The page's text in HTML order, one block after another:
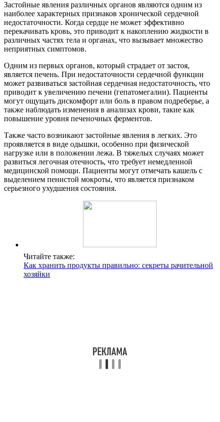
Застойные явления различных органов являются одним из
наиболее характерных признаков хронической сердечной
недостаточности. Когда сердце не может эффективно
перекачивать кровь, это приводит к накоплению жидкости в
различных частях тела и органах, что вызывает множество
неприятных симптомов.
Одним из первых органов, который страдает от застоя,
является печень. При недостаточности сердечной функции
может развиваться застойная сердечная недостаточность, что
приводит к увеличению печени (гепатомегалии). Пациенты
могут ощущать дискомфорт или боль в правом подреберье, а
также наблюдать изменения в анализах крови, такие как
повышение уровня печеночных ферментов.
Также часто возникают застойные явления в легких. Это
проявляется в виде одышки, особенно при физической
нагрузке или в положении лежа. В тяжелых случаях может
развиться легочная отечность, что требует немедленной
медицинской помощи. Пациенты могут отмечать кашель с
выделением пенистой мокроты, что является признаком
серьезного ухудшения состояния.
Читайте также:
Как хранить продукты правильно: секреты рачительной
хозяйки